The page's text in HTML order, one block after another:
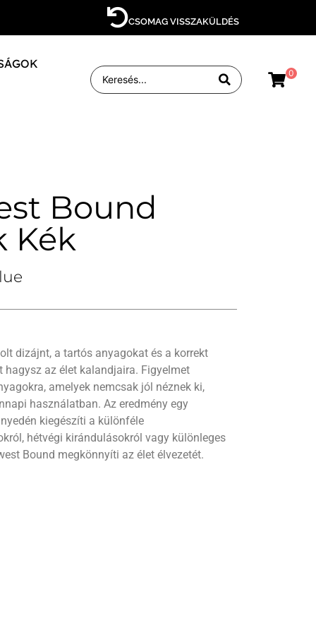
CSOMAG VISSZAKÜLDÉS
0
Bound
Kék
dizájnt, a tartós anyagokat és a korrekt
hagysz az élet kalandjaira. Figyelmet
amelyek nemcsak jól néznek ki,
használatban. Az eredmény egy
kiegészíti a különféle
hétvégi kirándulásokról vagy különleges
Bound megkönnyíti az élet élvezetét.